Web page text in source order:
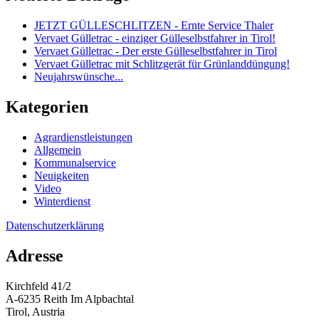
JETZT GÜLLESCHLITZEN - Ernte Service Thaler
Vervaet Gülletrac - einziger Gülleselbstfahrer in Tirol!
Vervaet Gülletrac - Der erste Gülleselbstfahrer in Tirol
Vervaet Gülletrac mit Schlitzgerät für Grünlanddüngung!
Neujahrswünsche...
Kategorien
Agrardienstleistungen
Allgemein
Kommunalservice
Neuigkeiten
Video
Winterdienst
Datenschutzerklärung
Adresse
Kirchfeld 41/2
A-6235 Reith Im Alpbachtal
Tirol, Austria